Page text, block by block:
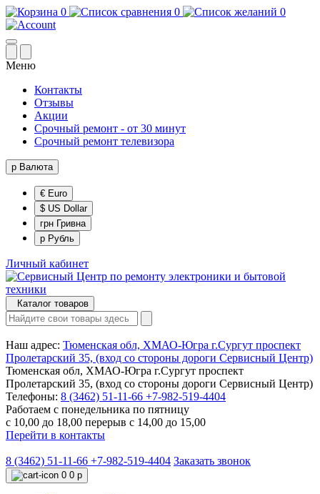
0 0 0
Меню
Контакты
Отзывы
Акции
Срочный ремонт - от 30 минут
Срочный ремонт телевизора
р Валюта
€ Euro
$ US Dollar
грн Гривна
р Рубль
Личный кабинет
Каталог товаров
Наш адрес: Тюменская обл, ХМАО-Югра г.Сургут проспект
Пролетарский 35, (вход со стороны дороги Сервисный Центр)
Тюменская обл, ХМАО-Югра г.Сургут проспект
Пролетарский 35, (вход со стороны дороги Сервисный Центр)
Телефоны: 8 (3462) 51-11-66 +7-982-519-4404
Работаем с понедельника по пятницу
с 10,00 до 18,00 перерыв с 14,00 до 15,00
Перейти в контакты
8 (3462) 51-11-66 +7-982-519-4404 Заказать звонок
0 0 р